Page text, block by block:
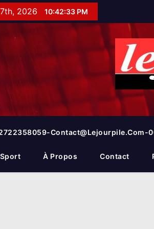
2026 10:42:34 PM
Contact@lejourpile.com-
Sport À Propos Contact